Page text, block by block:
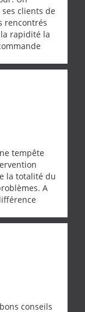
clients de
rencontrés
rapidité la
tempête
la totalité du
A
conseils